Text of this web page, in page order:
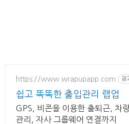
https://www.wrapupapp.com 광
쉽고 똑똑한 출입관리 랩업
GPS, 비콘을 이용한 출퇴근, 차량 출입
관리, 자사 그룹웨어 연결까지